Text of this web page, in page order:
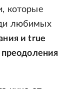
которые
любимых
и true